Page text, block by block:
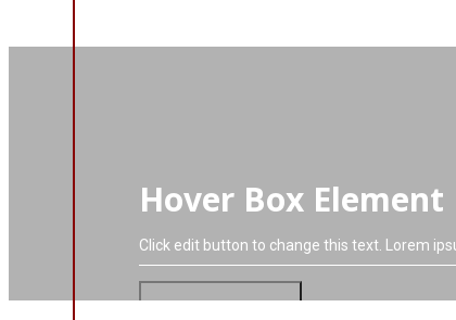
Hover Box Element
Click edit button to change this text. Lorem